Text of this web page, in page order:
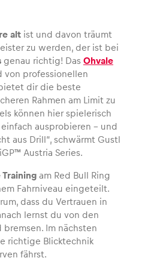
alt ist und davon träumt
zu werden, der ist bei
genau richtig! Das Ohvale
von professionellen
dir die beste
Rahmen am Limit zu
können hier spielerisch
ausprobieren – und
aus Drill“, schwärmt Gustl
Austria Series.
Training am Red Bull Ring
Fahrniveau eingeteilt.
dass du Vertrauen in
lernst du von den
Im nächsten
richtige Blicktechnik
fährst.